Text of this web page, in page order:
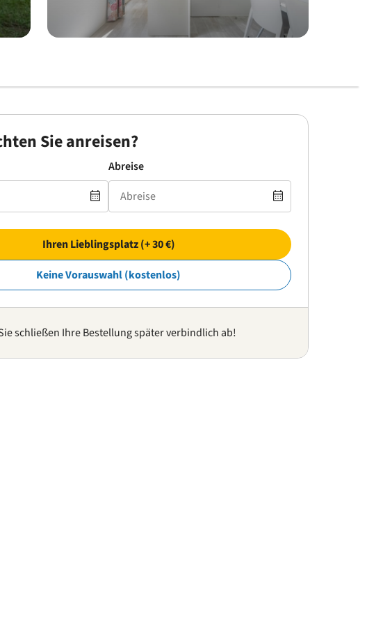
Sie anreisen?
Abreise
Ihren Lieblingsplatz (+ 30 €)
Keine Vorauswahl (kostenlos)
schließen Ihre Bestellung später verbindlich ab!